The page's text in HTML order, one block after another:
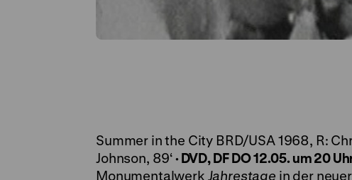
Summer in the City BRD/USA 1968, R:
Johnson, 89‘·DVD, DF DO 12.05. um 20
Monumentalwerk Jahrestage in der